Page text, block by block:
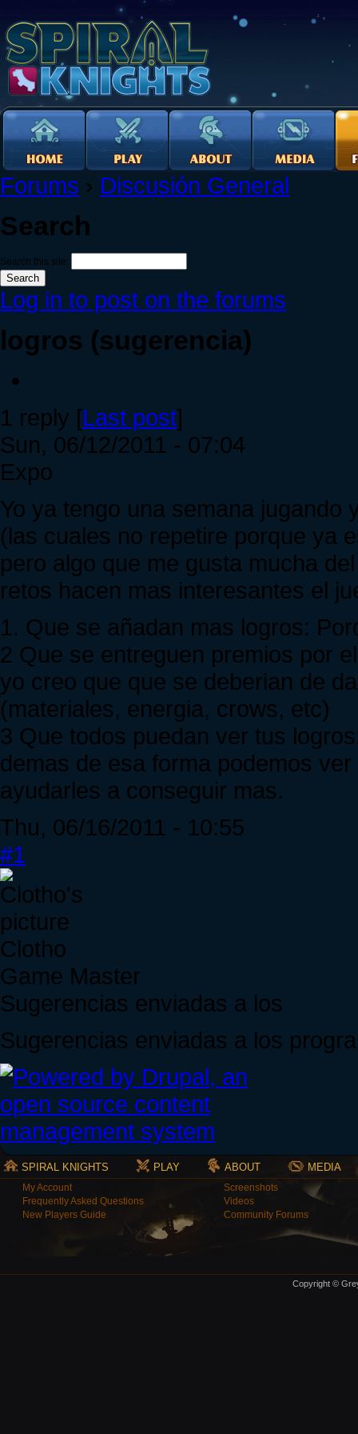
Forums › Discusión General
Search
Search this site:
Log in to post on the forums
logros (sugerencia)
1 reply [Last post]
Sun, 06/12/2011 - 07:04
Expo
Yo ya tengo una semana jugando
(las cuales no repetire porque ya
pero algo que me gusta mucha
retos hacen mas interesantes el
1. Que se añadan mas logros:
2 Que se entreguen premios por
yo creo que que se deberian de
(materiales, energia, crows, etc)
3 Que todos puedan ver tus
demas de esa forma podemos
ayudarles a conseguir mas.
Thu, 06/16/2011 - 10:55
#1
Clotho
Game Master
Sugerencias enviadas a los
Sugerencias enviadas a los
SPIRAL KNIGHTS PLAY ABOUT MEDIA
My Account
Frequently Asked Questions
New Players Guide
Screenshots
Videos
Community Forums
Copyright ©